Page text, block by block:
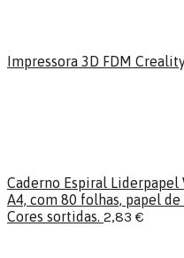
Impressora 3D FDM
Caderno Espiral
A4, com 80 folhas, papel
Cores sortidas. 2,83 €